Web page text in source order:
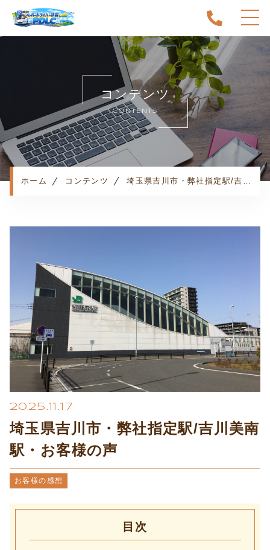
ホーム
当スクールについて
キャンペーン
料金表・コース
出張エリア
予約状況
プライバシーポリシー
コンテンツ
CONTENTS
ホーム コンテンツ 埼玉県吉川市・弊社指定駅/吉川美南駅・お客様の声
2025.11.17
埼玉県吉川市・弊社指定駅/吉川美南
駅・お客様の声
お客様の感想
目次